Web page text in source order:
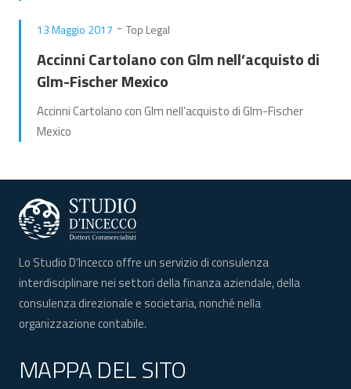
13 Maggio 2017 - Top Legal
Accinni Cartolano con Glm nell’acquisto di
Glm-Fischer Mexico
Accinni Cartolano con Glm nell’acquisto di Glm-Fischer
Mexico
Lo Studio D’Incecco offre un servizio di consulenza
interdisciplinare nei settori della finanza aziendale, della
consulenza direzionale e societaria, nonché nella
organizzazione contabile.
MAPPA DEL SITO